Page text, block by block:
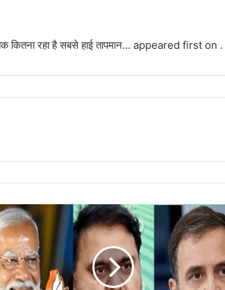
कितना रहा है सबसे हाई तापमान… appeared first on .